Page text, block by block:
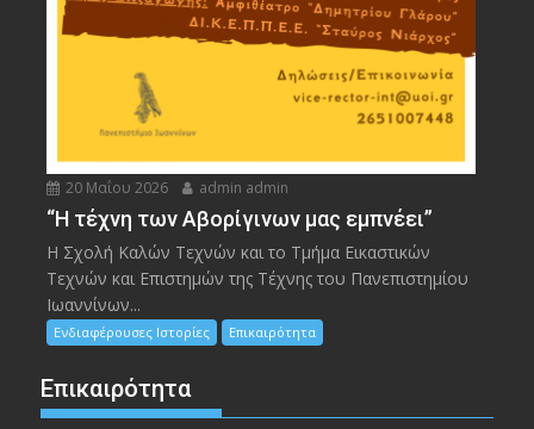
20 Μαΐου 2026 admin admin
“Η τέχνη των Αβορίγινων μας εμπνέει”
Η Σχολή Καλών Τεχνών και το Τμήμα Εικαστικών
Τεχνών και Επιστημών της Τέχνης του Πανεπιστημίου
Ιωαννίνων...
Ενδιαφέρουσες Ιστορίες Επικαιρότητα
Επικαιρότητα